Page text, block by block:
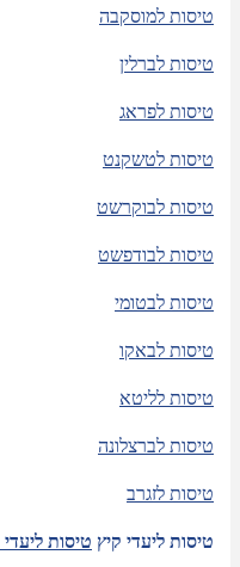
טיסות למוסקבה
טיסות לברלין
טיסות לפראג
טיסות לטשקנט
טיסות לבוקרשט
טיסות לבודפשט
טיסות לבטומי
טיסות לבאקו
טיסות לליטא
טיסות לברצלונה
טיסות לזגרב
טיסות ליעדי קיץ טיסות ליעדי